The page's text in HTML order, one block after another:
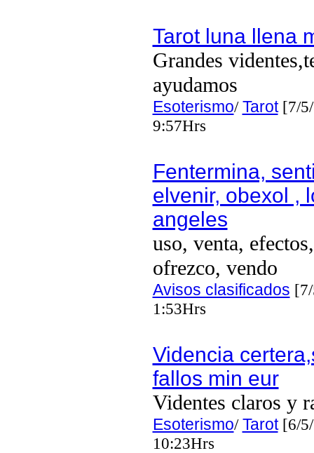
Tarot luna llena
Grandes
ayudamos
Esoterismo/Tarot[7/
9:57Hrs
Fentermina,
elvenir, obexol ,
angeles
uso, venta,
ofrezco, vendo
Avisos clasificados
1:53Hrs
Videncia
fallos min eur
Videntes claros y
Esoterismo/Tarot[6/
10:23Hrs